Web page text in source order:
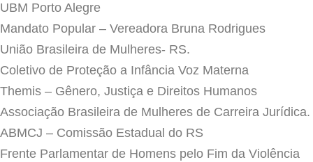
UBM Porto Alegre
Mandato Popular – Vereadora Bruna Rodrigues
União Brasileira de Mulheres- RS.
Coletivo de Proteção a Infância Voz Materna
Themis – Gênero, Justiça e Direitos Humanos
Associação Brasileira de Mulheres de Carreira Jurídica.
ABMCJ – Comissão Estadual do RS
Frente Parlamentar de Homens pelo Fim da Violência